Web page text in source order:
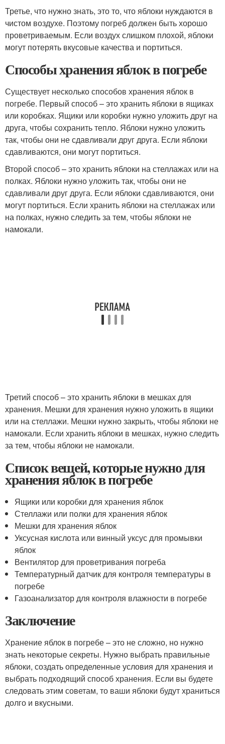
Третье, что нужно знать, это то, что яблоки нуждаются в
чистом воздухе. Поэтому погреб должен быть хорошо
проветриваемым. Если воздух слишком плохой, яблоки
могут потерять вкусовые качества и портиться.
Способы хранения яблок в погребе
Существует несколько способов хранения яблок в
погребе. Первый способ – это хранить яблоки в ящиках
или коробках. Ящики или коробки нужно уложить друг на
друга, чтобы сохранить тепло. Яблоки нужно уложить
так, чтобы они не сдавливали друг друга. Если яблоки
сдавливаются, они могут портиться.
Второй способ – это хранить яблоки на стеллажах или на
полках. Яблоки нужно уложить так, чтобы они не
сдавливали друг друга. Если яблоки сдавливаются, они
могут портиться. Если хранить яблоки на стеллажах или
на полках, нужно следить за тем, чтобы яблоки не
намокали.
Третий способ – это хранить яблоки в мешках для
хранения. Мешки для хранения нужно уложить в ящики
или на стеллажи. Мешки нужно закрыть, чтобы яблоки не
намокали. Если хранить яблоки в мешках, нужно следить
за тем, чтобы яблоки не намокали.
Список вещей, которые нужно для
хранения яблок в погребе
Ящики или коробки для хранения яблок
Стеллажи или полки для хранения яблок
Мешки для хранения яблок
Уксусная кислота или винный уксус для промывки
яблок
Вентилятор для проветривания погреба
Температурный датчик для контроля температуры в
погребе
Газоанализатор для контроля влажности в погребе
Заключение
Хранение яблок в погребе – это не сложно, но нужно
знать некоторые секреты. Нужно выбрать правильные
яблоки, создать определенные условия для хранения и
выбрать подходящий способ хранения. Если вы будете
следовать этим советам, то ваши яблоки будут храниться
долго и вкусными.